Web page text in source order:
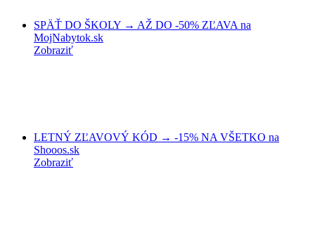
SPÄŤ DO ŠKOLY → AŽ DO -50% ZĽAVA na
MojNabytok.sk
Zobraziť
LETNÝ ZĽAVOVÝ KÓD → -15% NA VŠETKO na
Shooos.sk
Zobraziť